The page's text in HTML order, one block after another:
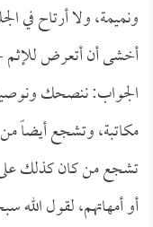
ونميمة، ولا أرتاح
أخشى أن أتعرض للإثم
الجواب: ننصحك
مكاتبة، وتشجع أيضاً
تشجع من كان كذلك على
أو أمهاتهم، لقول الله